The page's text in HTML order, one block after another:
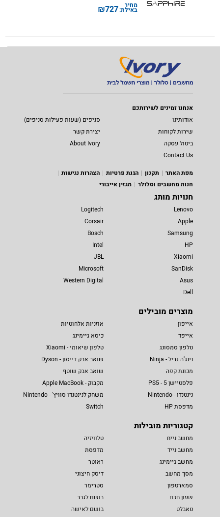
מחיר
באילת:727
₪
אנחנו זמינים לשירותכם
אודותינו
סניפים (שעות פעילות סניפים)
שירות לקוחות
יצירת קשר
ביטול עסקה
About Ivory
Contact Us
מפת האתר
תקנון הגנת פרטיות
הצהרות נגישות
חנות מחשבים וסלולר
מגזין אייבורי
חנויות מותג
Lenovo
Apple
Samsung
HP
Xiaomi
SanDisk
Asus
Dell
Logitech
Corsair
Bosch
Intel
JBL
Microsoft
Western Digital
מוצרים מובילים
אייפון
אייפד
טלפון סמסונג
נינג'ה גריל - Ninja
מכונת קפה
פלסטיישן 5 - PS5
נינטנדו - Nintendo
מדפסת HP
אוזניות אלחוטיות
כיסא גיימינג
טלפון שיאומי - Xiaomi
שואב אבק דייסון - Dyson
שואב אבק שוטף
מקבוק - Apple MacBook
משחק לנינטנדו סוויץ' - Nintendo
Switch
קטגוריות מובילות
מחשב נייח
מחשב נייד
מחשב גיימינג
מסך מחשב
סמארטפון
שעון חכם
טאבלט
טלוויזיה
מדפסת
ראוטר
דיסק חיצוני
סטרימר
בושם לגבר
בושם לאישה